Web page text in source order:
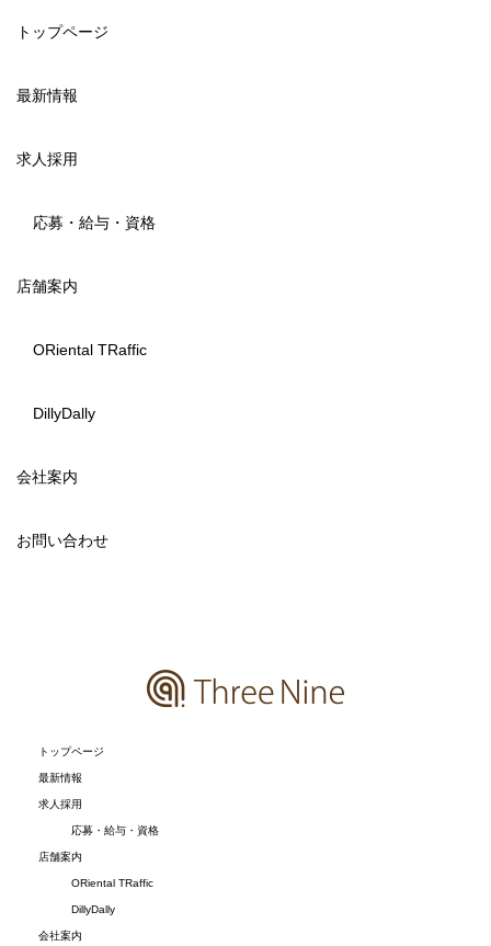
トップページ
最新情報
求人採用
応募・給与・資格
店舗案内
ORiental TRaffic
DillyDally
会社案内
お問い合わせ
トップページ
最新情報
求人採用
応募・給与・資格
店舗案内
ORiental TRaffic
DillyDally
会社案内